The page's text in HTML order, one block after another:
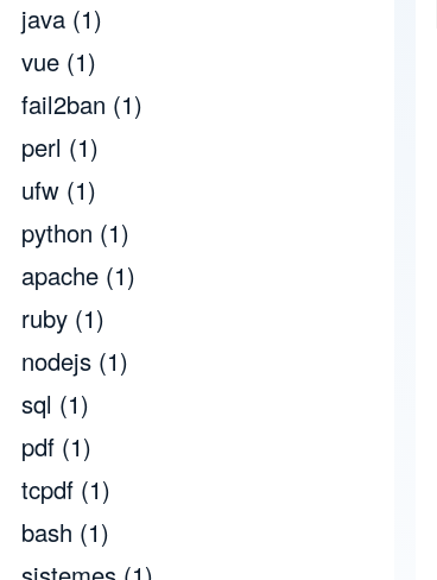
java (1)
vue (1)
fail2ban (1)
perl (1)
ufw (1)
python (1)
apache (1)
ruby (1)
nodejs (1)
sql (1)
pdf (1)
tcpdf (1)
bash (1)